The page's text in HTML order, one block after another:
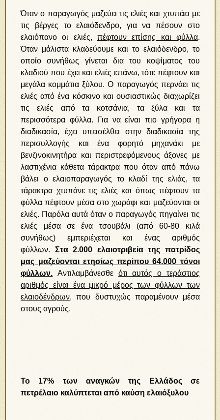
Όταν ο παραγωγός μαζεύει τις ελιές και χτυπάει με
τις βέργες το ελαιόδενδρο, για να πέσουν στο
ελαιόπανο οι ελιές, πέφτουν επίσης και φύλλα.
Όταν μάλιστα κλαδεύουμε και το ελαιόδενδρο, το
οποίο συνήθως γίνεται δια του κοψίματος του
κλαδιού που έχει και ελιές επάνω, τότε πέφτουν και
μεγάλα κομμάτια ξύλου. Ο παραγωγός περνάει τις
ελιές από ένα κόσκινο και ουσιαστικώς διαχωρίζει
τις ελιές από τα κοτσάνια, τα ξύλα και τα
περισσότερα φύλλα. Για να είναι πιο γρήγορα η
διαδικασία, έχει υπεισέλθει στην διαδικασία της
περισυλλογής και ένα φορητό μηχανάκι με
βενζινοκινητήρα και περιστρεφόμενους άξονες με
λαστιχένια κάθετα τάρακτρα που όταν από πάνω
βάλει ο ελαιοπαραγωγός το κλαδί της ελιάς, τα
τάρακτρα χτυπάνε τις ελιές και όπως πέφτουν τα
φύλλα πέφτουν μέσα στο χωράφι και μαζεύονται οι
ελιές. Παρόλα αυτά όταν ο παραγωγός πηγαίνει τις
ελιές μέσα σε ένα τσουβάλι (από 60-80 κιλά
συνήθως) εμπεριέχεται και ένας αριθμός
φύλλων. Στα 2.000 ελαιοτριβεία της πατρίδος
μας μαζεύονται ετησίως περίπου 64.000 τόνοι
φύλλων. Αντιλαμβάνεσθε ότι αυτός ο τεράστιος
αριθμός είναι ένα μικρό μέρος των φύλλων των
ελαιοδένδρων, που δυστυχώς παραμένουν μέσα
στους αγρούς.
Το 17% των αναγκών της Ελλάδος σε
πετρέλαιο καλύπτεται από καύση ελαιόξυλου